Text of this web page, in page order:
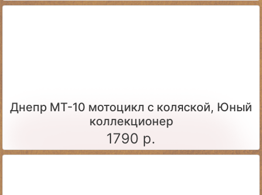
Днепр МТ-10 мотоцикл с коляской, Юный
коллекционер
1790 р.